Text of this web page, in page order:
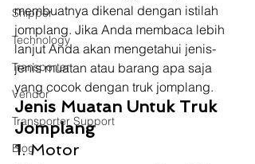
Shipper
Technology
Transporter
Vendor
Transporter Support
Blog
membuatnya dikenal dengan istilah
jomplang. Jika Anda membaca lebih
lanjut Anda akan mengetahui jenis-
jenis muatan atau barang apa saja
yang cocok dengan truk jomplang.
Jenis Muatan Untuk Truk
Jomplang
1. Motor